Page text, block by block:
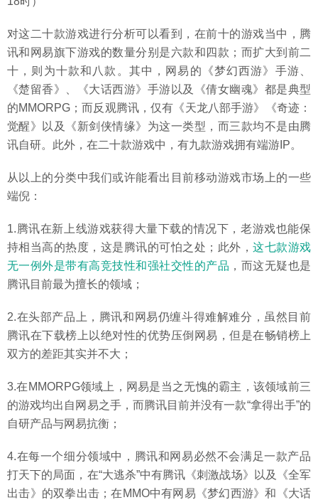
对这二十款游戏进行分析可以看到，在前十的游戏当中，腾
讯和网易旗下游戏的数量分别是六款和四款；而扩大到前二
十，则为十款和八款。其中，网易的《梦幻西游》手游、
《楚留香》、《大话西游》手游以及《倩女幽魂》都是典型
的MMORPG；而反观腾讯，仅有《天龙八部手游》《奇迹：
觉醒》以及《新剑侠情缘》为这一类型，而三款均不是由腾
讯自研。此外，在二十款游戏中，有九款游戏拥有端游IP。
从以上的分类中我们或许能看出目前移动游戏市场上的一些
端倪：
1.腾讯在新上线游戏获得大量下载的情况下，老游戏也能保
持相当高的热度，这是腾讯的可怕之处；此外，这七款游戏
无一例外是带有高竞技性和强社交性的产品 ，而这无疑也是
腾讯目前最为擅长的领域；
2.在头部产品上，腾讯和网易仍缠斗得难解难分，虽然目前
腾讯在下载榜上以绝对性的优势压倒网易，但是在畅销榜上
双方的差距其实并不大；
3.在MMORPG领域上，网易是当之无愧的霸主，该领域前三
的游戏均出自网易之手，而腾讯目前并没有一款“拿得出手”的
自研产品与网易抗衡；
4.在每一个细分领域中，腾讯和网易必然不会满足一款产品
打天下的局面，在“大逃杀”中有腾讯《刺激战场》以及《全军
出击》的双拳出击；在MMO中有网易《梦幻西游》和《大话